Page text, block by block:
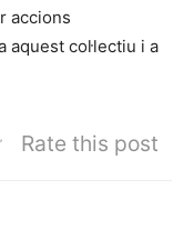
accions
aquest col·lectiu i a
Rate this post